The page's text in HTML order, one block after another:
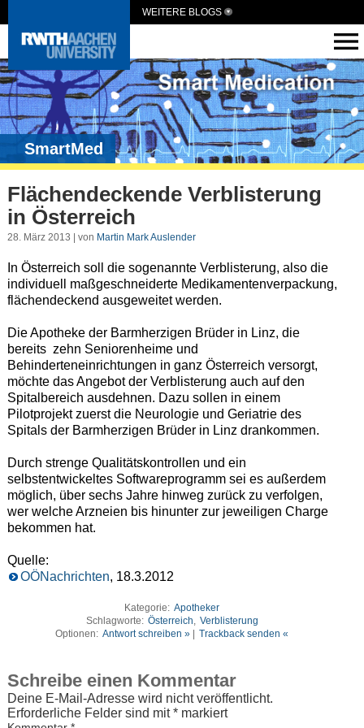
WEITERE BLOGS
SmartMed
Flächendeckende Verblisterung
in Österreich
28. März 2013 | von Martin Mark Auslender
In Österreich soll die sogenannte Verblisterung, also die
individuell maßgeschneiderte Medikamentenverpackung,
flächendeckend ausgeweitet werden.
Die Apotheke der Barmherzigen Brüder in Linz, die
bereits zehn Seniorenheime und
Behinderteneinrichtungen in ganz Österreich versorgt,
möchte das Angebot der Verblisterung auch auf den
Spitalbereich ausdehnen. Dazu sollen in einem
Pilotprojekt zuerst die Neurologie und Geriatrie des
Spitals der Barmherzigen Brüder in Linz drankommen.
Durch strenge Qualitätskontrollen und ein
selbstentwickeltes Softwareprogramm sei es außerdem
möglich, über sechs Jahre hinweg zurück zu verfolgen,
wer welche Arzneien bis hinunter zur jeweiligen Charge
bekommen hat.
Quelle:
OÖNachrichten, 18.3.2012
Kategorie: Apotheker
Schlagworte: Österreich, Verblisterung
Optionen: Antwort schreiben » Trackback senden «
Schreibe einen Kommentar
Deine E-Mail-Adresse wird nicht veröffentlicht.
Erforderliche Felder sind mit*markiert